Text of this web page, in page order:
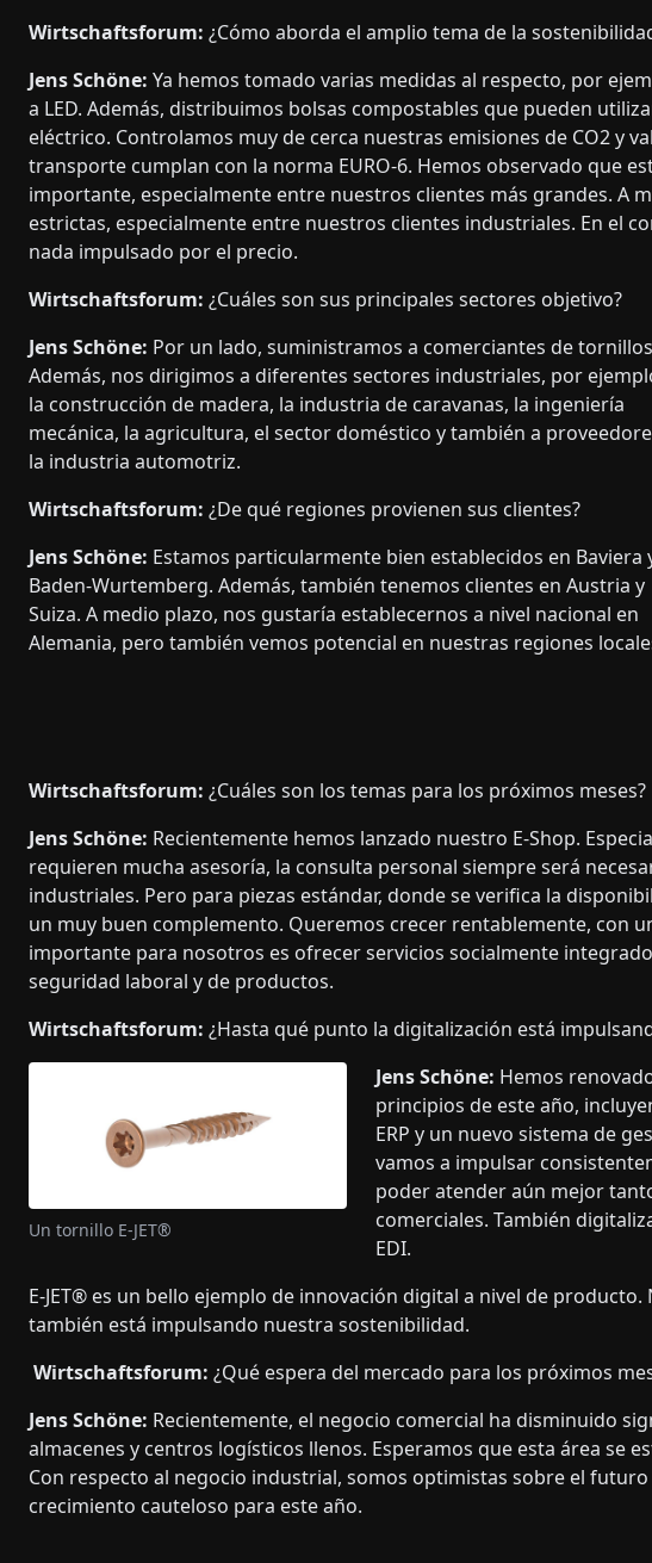
Wirtschaftsforum: ¿Cómo aborda el amplio tema de la
Jens Schöne: Ya hemos tomado varias medidas al respecto, por
a LED. Además, distribuimos bolsas compostables que pueden
eléctrico. Controlamos muy de cerca nuestras emisiones de CO2 y
transporte cumplan con la norma EURO-6. Hemos observado que
importante, especialmente entre nuestros clientes más grandes. A
estrictas, especialmente entre nuestros clientes industriales. En el
nada impulsado por el precio.
Wirtschaftsforum: ¿Cuáles son sus principales sectores objetivo?
Jens Schöne: Por un lado, suministramos a comerciantes de
Además, nos dirigimos a diferentes sectores industriales, por
la construcción de madera, la industria de caravanas, la ingeniería
mecánica, la agricultura, el sector doméstico y también a
la industria automotriz.
Wirtschaftsforum: ¿De qué regiones provienen sus clientes?
Jens Schöne: Estamos particularmente bien establecidos en Baviera
Baden-Wurtemberg. Además, también tenemos clientes en Austria y
Suiza. A medio plazo, nos gustaría establecernos a nivel nacional en
Alemania, pero también vemos potencial en nuestras regiones
Wirtschaftsforum: ¿Cuáles son los temas para los próximos meses?
Jens Schöne: Recientemente hemos lanzado nuestro E-Shop.
requieren mucha asesoría, la consulta personal siempre será
industriales. Pero para piezas estándar, donde se verifica la
un muy buen complemento. Queremos crecer rentablemente, con
importante para nosotros es ofrecer servicios socialmente
seguridad laboral y de productos.
Wirtschaftsforum: ¿Hasta qué punto la digitalización está
Jens Schöne: Hemos
principios de este año,
ERP y un nuevo sistema de
vamos a impulsar
poder atender aún mejor
comerciales. También
EDI.
Un tornillo E-JET®
E-JET® es un bello ejemplo de innovación digital a nivel de
también está impulsando nuestra sostenibilidad.
Wirtschaftsforum: ¿Qué espera del mercado para los próximos
Jens Schöne: Recientemente, el negocio comercial ha disminuido
almacenes y centros logísticos llenos. Esperamos que esta área se
Con respecto al negocio industrial, somos optimistas sobre el
crecimiento cauteloso para este año.